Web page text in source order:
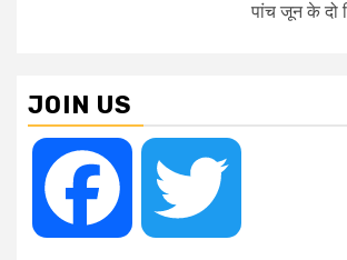
पांच जून के दो
JOIN US
Facebook